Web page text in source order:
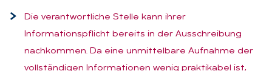
Die verantwortliche Stelle kann ihrer
Informationspflicht bereits in der Ausschreibung
nachkommen. Da eine unmittelbare Aufnahme der
vollständigen Informationen wenig praktikabel ist,